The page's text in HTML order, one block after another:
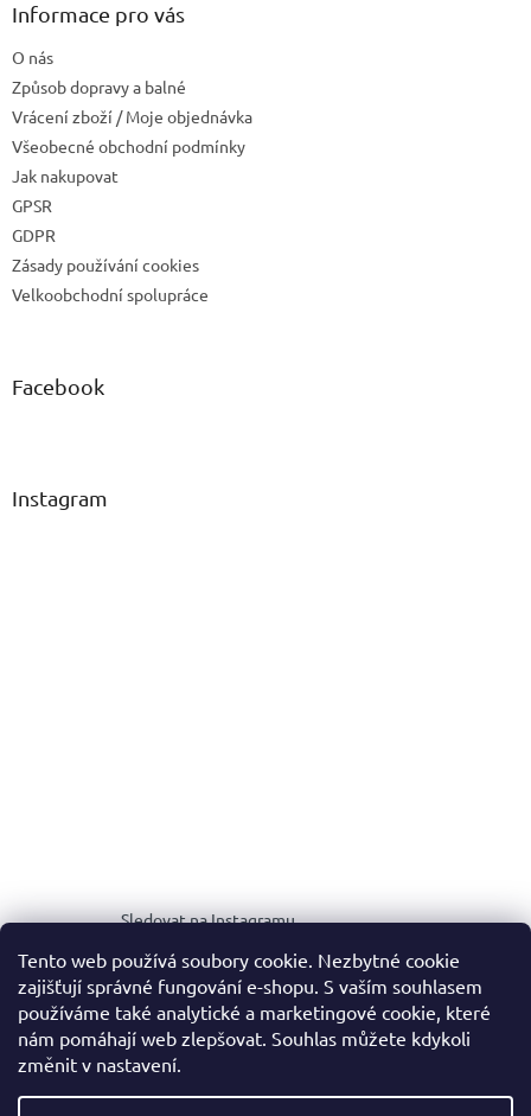
Tento web používá soubory cookie. Nezbytné cookie
zajišťují správné fungování e-shopu. S vaším souhlasem
používáme také analytické a marketingové cookie, které
nám pomáhají web zlepšovat. Souhlas můžete kdykoli
změnit v nastavení.
Informace pro vás
O nás
Způsob dopravy a balné
Vrácení zboží / Moje objednávka
Všeobecné obchodní podmínky
Jak nakupovat
GPSR
GDPR
Zásady používání cookies
Velkoobchodní spolupráce
Facebook
Instagram
Sledovat na Instagramu
MEDIA KIT
Vytvořil Shoptet